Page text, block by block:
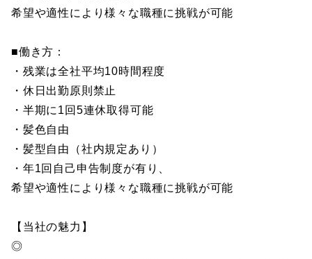
希望や適性により様々な職種に挑戦が可能
■働き方：
・残業は全社平均10時間程度
・休日出勤原則禁止
・半期に1回5連休取得可能
・髪色自由
・髪型自由（社内規定あり）
・年1回自己申告制度が有り、
希望や適性により様々な職種に挑戦が可能
【当社の魅力】
◎